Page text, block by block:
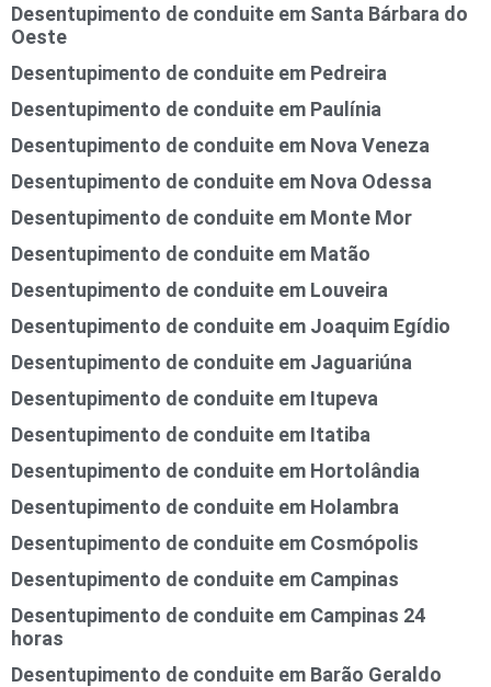
Desentupimento de conduite em Santa Bárbara do
Oeste
Desentupimento de conduite em Pedreira
Desentupimento de conduite em Paulínia
Desentupimento de conduite em Nova Veneza
Desentupimento de conduite em Nova Odessa
Desentupimento de conduite em Monte Mor
Desentupimento de conduite em Matão
Desentupimento de conduite em Louveira
Desentupimento de conduite em Joaquim Egídio
Desentupimento de conduite em Jaguariúna
Desentupimento de conduite em Itupeva
Desentupimento de conduite em Itatiba
Desentupimento de conduite em Hortolândia
Desentupimento de conduite em Holambra
Desentupimento de conduite em Cosmópolis
Desentupimento de conduite em Campinas
Desentupimento de conduite em Campinas 24
horas
Desentupimento de conduite em Barão Geraldo